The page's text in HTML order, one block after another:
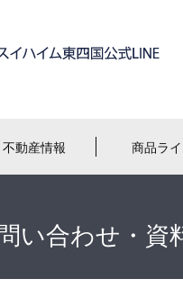
動産情報 商品ラ
い合わせ・資